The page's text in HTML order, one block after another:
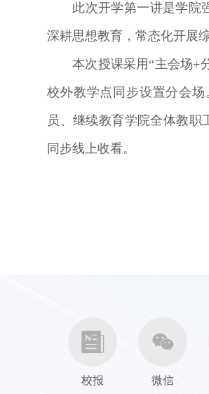
此次开学第一讲是学院
深耕思想教育，常态化开展
本次授课采用“主会场+
校外教学点同步设置分会
员、继续教育学院全体教职
同步线上收看。
校报 微信